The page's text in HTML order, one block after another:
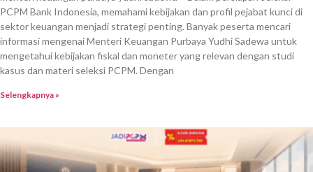
PCPM Bank Indonesia, memahami kebijakan dan profil pejabat kunci di
sektor keuangan menjadi strategi penting. Banyak peserta mencari
informasi mengenai Menteri Keuangan Purbaya Yudhi Sadewa untuk
mengetahui kebijakan fiskal dan moneter yang relevan dengan studi
kasus dan materi seleksi PCPM. Dengan
Selengkapnya »